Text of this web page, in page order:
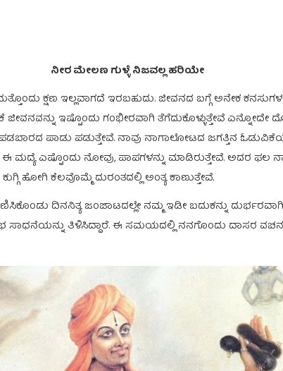
ನೀರ ಮೇಲಣ ಗುಳ್ಳೆ ನಿಜವಲ್ಲ ಹರಿಯೇ
ಕ್ಷಣ ಇಲ್ಲವಾಗದೆ ಇರಬಹುದು. ಜೀವನದ ಬಗ್ಗೆ ಅನೇಕ ಕನಸುಗಳನ್ನು
ಇಷ್ಟೊಂದು ಗಂಭೀರವಾಗಿ ತೆಗೆದುಕೊಳ್ಳುತ್ತೇವೆ ಎನ್ನೋದೇ
ಪಡಬಾರದ ಪಾಡು ಪಡುತ್ತೇವೆ. ನಾವು ನಾಗಾಲೋಟದ ಜಗತ್ತಿನ
ಎಷ್ಟೊಂದು ನೋವು, ಪಾಪಗಳನ್ನು ಮಾಡಿರುತ್ತೇವೆ. ಅದರ ಫಲ
ಹೋಗಿ ಕೆಲವೊಮ್ಮೆ ದುರಂತದಲ್ಲಿ ಅಂತ್ಯ ಕಾಣುತ್ತೇವೆ.
ದಿನನಿತ್ಯ ಜಂಜಾಟದಲ್ಲೇ ನಮ್ಮ ಇಡೀ ಬದುಕನ್ನು
ತಿಳಿಸಿದ್ದಾರೆ. ಈ ಸಮಯದಲ್ಲಿ ನನಗೊಂದು ದಾಸರ ವಚನ